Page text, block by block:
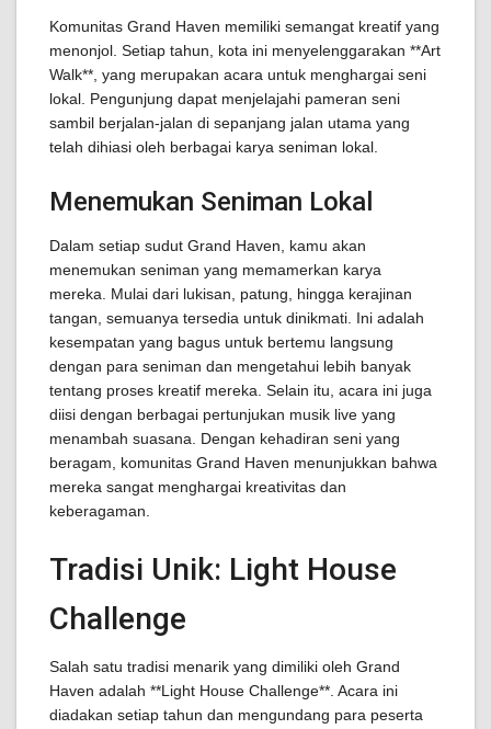
Komunitas Grand Haven memiliki semangat kreatif yang
menonjol. Setiap tahun, kota ini menyelenggarakan **Art
Walk**, yang merupakan acara untuk menghargai seni
lokal. Pengunjung dapat menjelajahi pameran seni
sambil berjalan-jalan di sepanjang jalan utama yang
telah dihiasi oleh berbagai karya seniman lokal.
Menemukan Seniman Lokal
Dalam setiap sudut Grand Haven, kamu akan
menemukan seniman yang memamerkan karya
mereka. Mulai dari lukisan, patung, hingga kerajinan
tangan, semuanya tersedia untuk dinikmati. Ini adalah
kesempatan yang bagus untuk bertemu langsung
dengan para seniman dan mengetahui lebih banyak
tentang proses kreatif mereka. Selain itu, acara ini juga
diisi dengan berbagai pertunjukan musik live yang
menambah suasana. Dengan kehadiran seni yang
beragam, komunitas Grand Haven menunjukkan bahwa
mereka sangat menghargai kreativitas dan
keberagaman.
Tradisi Unik: Light House
Challenge
Salah satu tradisi menarik yang dimiliki oleh Grand
Haven adalah **Light House Challenge**. Acara ini
diadakan setiap tahun dan mengundang para peserta